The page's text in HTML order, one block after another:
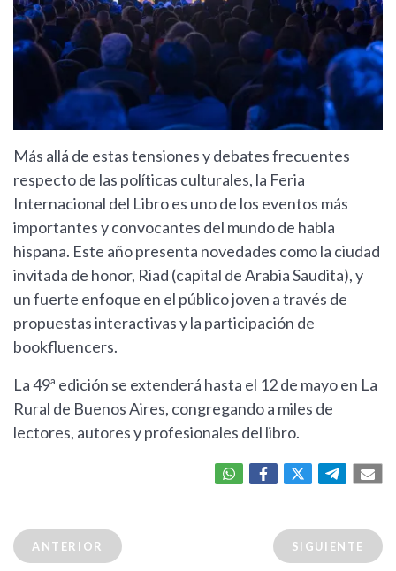
Más allá de estas tensiones y debates frecuentes
respecto de las políticas culturales, la Feria
Internacional del Libro es uno de los eventos más
importantes y convocantes del mundo de habla
hispana. Este año presenta novedades como la ciudad
invitada de honor, Riad (capital de Arabia Saudita), y
un fuerte enfoque en el público joven a través de
propuestas interactivas y la participación de
bookfluencers.
La 49ª edición se extenderá hasta el 12 de mayo en La
Rural de Buenos Aires, congregando a miles de
lectores, autores y profesionales del libro.
ANTERIOR SIGUIENTE